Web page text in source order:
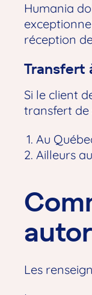
Humania
réception
Transfert
Si le client
transfert de
Au
Ailleurs
Les